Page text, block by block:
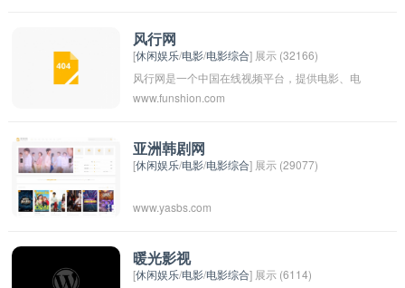
力于为用户提供高质量、多样化的影视内容，满
足用户对各种类型影视作品的需求。
风行网
[休闲娱乐/电影/电影综合] 展示 (32166)
风行网是一个中国在线视频平台，提供电影、电
视剧、综艺节目和动漫等内容的在线播放服务。
且还有专门的VIP会员服务，提供更多的高清内
容和特别福利。The Lista也是风行网的官方名
www.funshion.com
亚洲韩剧网
[休闲娱乐/电影/电影综合] 展示 (29077)
www.yasbs.com
暖光影视
[休闲娱乐/电影/电影综合] 展示 (6114)